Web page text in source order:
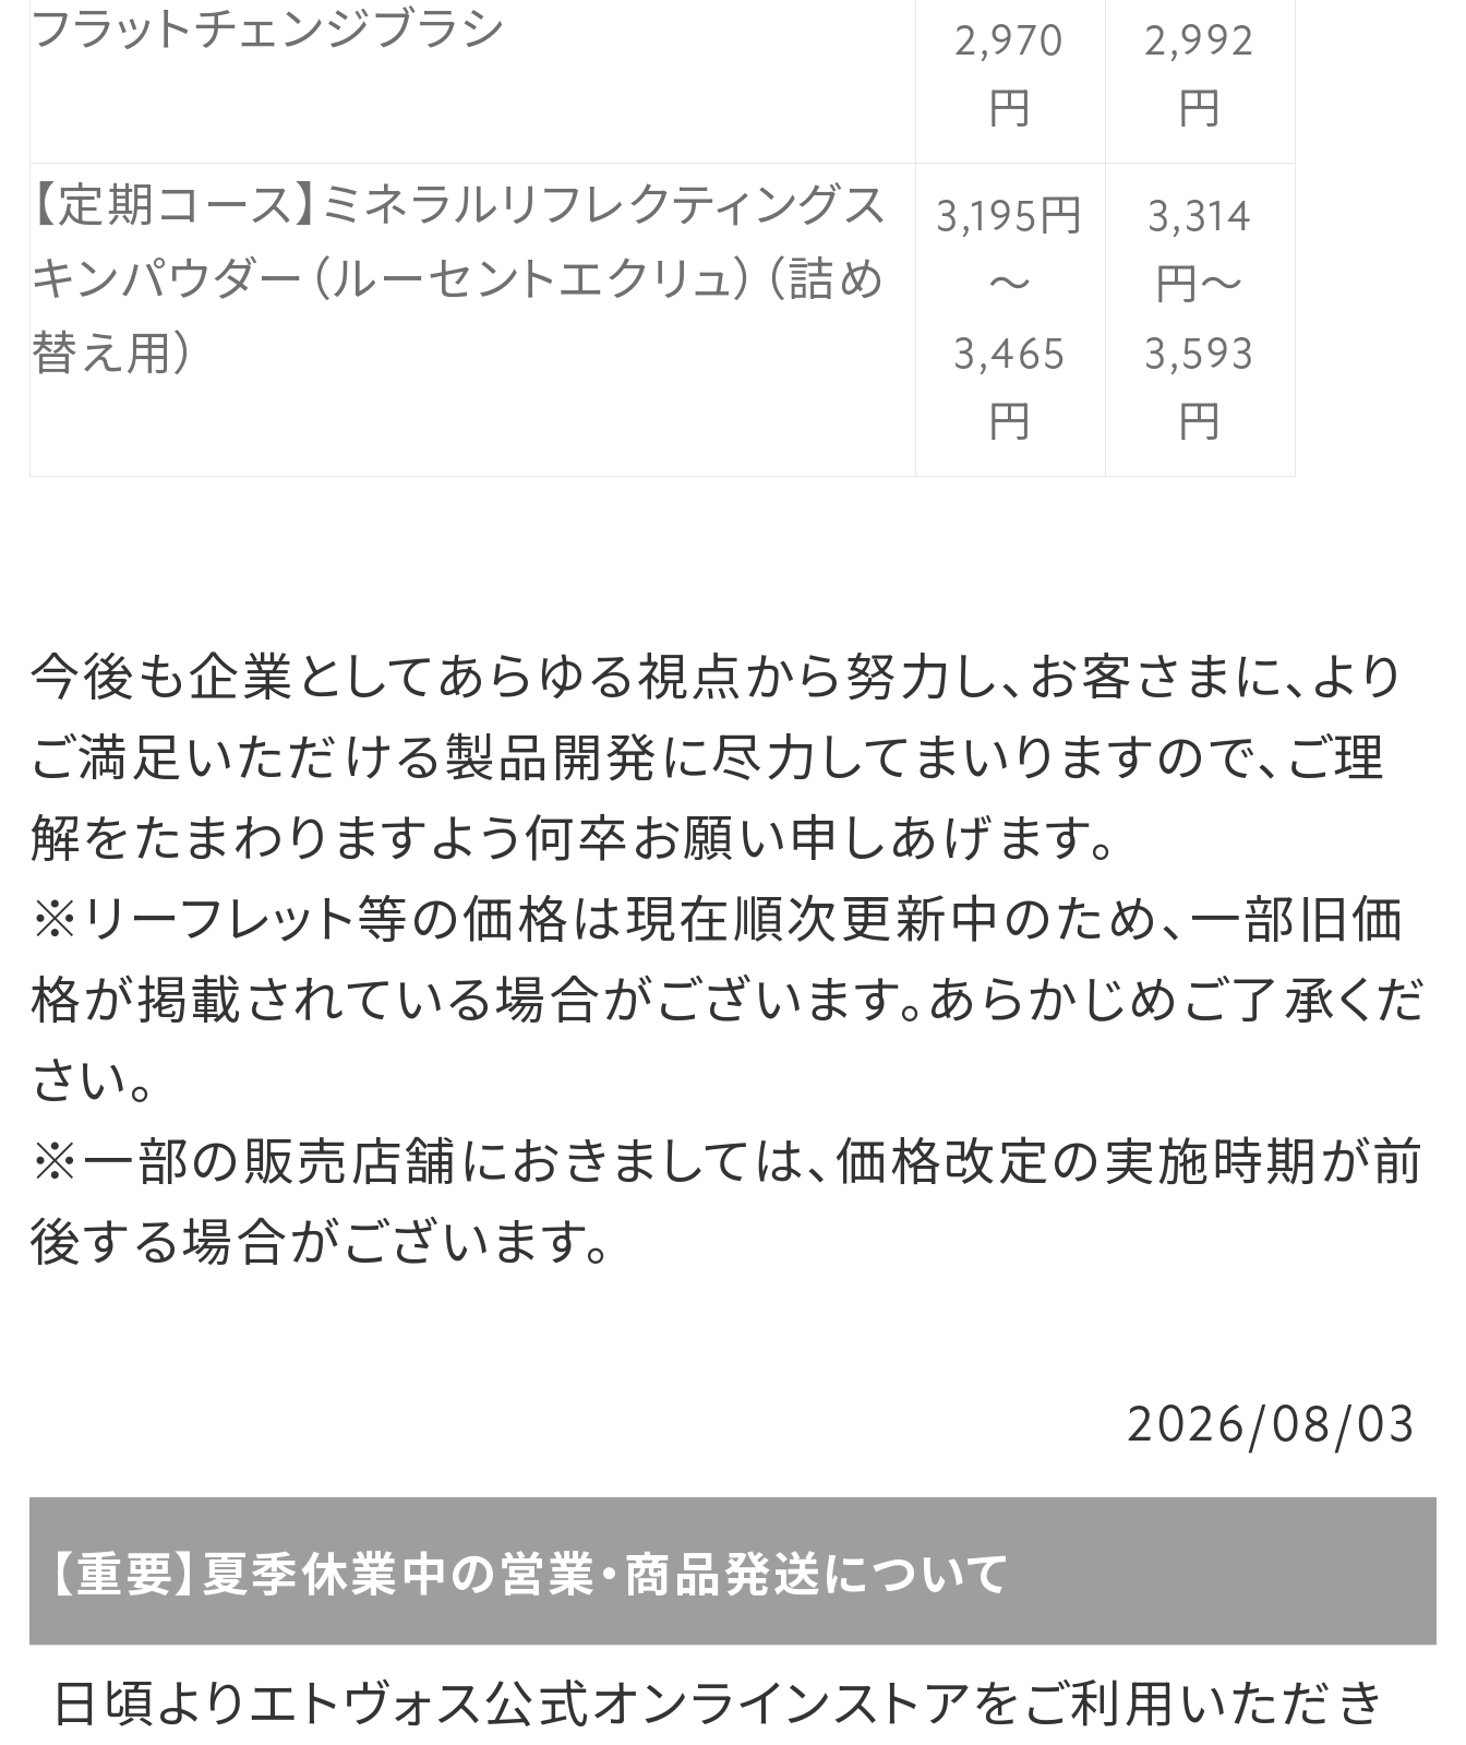
フラットチェンジブラシ
2,970
円
2,992
円
【定期コース】ミネラルリフレクティングス
キンパウダー（ルーセントエクリュ）（詰め
替え用）
3,195円
～
3,465
円
3,314
円～
3,593
円
今後も企業としてあらゆる視点から努力し、お客さまに、より
ご満足いただける製品開発に尽力してまいりますので、ご理
解をたまわりますよう何卒お願い申しあげます。
※リーフレット等の価格は現在順次更新中のため、一部旧価
格が掲載されている場合がございます。あらかじめご了承くだ
さい。
※一部の販売店舗におきましては、価格改定の実施時期が前
後する場合がございます。
2026/08/03
【重要】夏季休業中の営業・商品発送について
日頃よりエトヴォス公式オンラインストアをご利用いただき